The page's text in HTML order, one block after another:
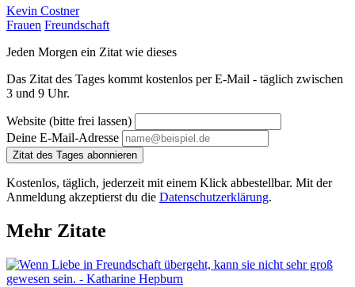
Kevin Costner
Frauen Freundschaft
Jeden Morgen ein Zitat wie dieses
Das Zitat des Tages kommt kostenlos per E-Mail - täglich zwischen
3 und 9 Uhr.
Website (bitte frei lassen)
Deine E-Mail-Adresse
Zitat des Tages abonnieren
Kostenlos, täglich, jederzeit mit einem Klick abbestellbar. Mit der
Anmeldung akzeptierst du die Datenschutzerklärung.
Mehr Zitate